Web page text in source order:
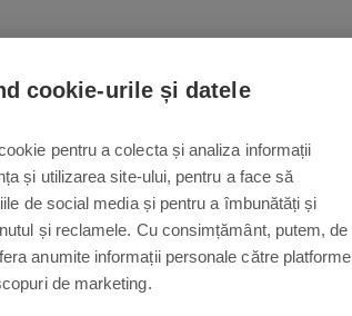
cookie-urile și datele
pentru a colecta și analiza informații
și utilizarea site-ului, pentru a face să
de social media și pentru a îmbunătăți și
și reclamele. Cu consimțământ, putem, de
anumite informații personale către platforme
de marketing.